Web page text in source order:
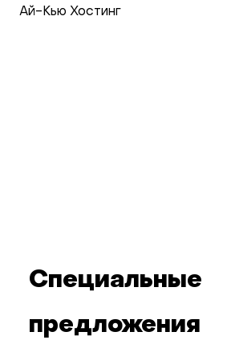
Ай-Кью Хостинг
Специальные
предложения